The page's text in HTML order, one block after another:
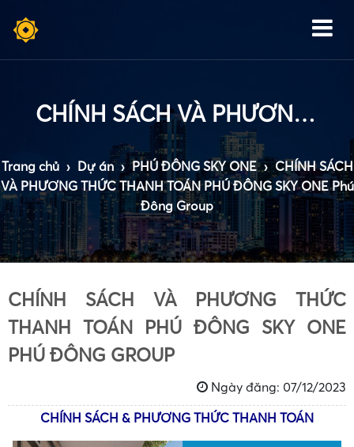
CHÍNH SÁCH VÀ PHƯƠNG THỨC THANH TOÁN PHÚ ĐÔNG SKY ONE PHÚ ĐÔNG GROUP
Trang chủ › Dự án › PHÚ ĐÔNG SKY ONE › CHÍNH SÁCH
VÀ PHƯƠNG THỨC THANH TOÁN PHÚ ĐÔNG SKY ONE Phú
Đông Group
CHÍNH SÁCH VÀ PHƯƠNG THỨC
THANH TOÁN PHÚ ĐÔNG SKY ONE
PHÚ ĐÔNG GROUP
Ngày đăng: 07/12/2023
CHÍNH SÁCH & PHƯƠNG THỨC THANH TOÁN